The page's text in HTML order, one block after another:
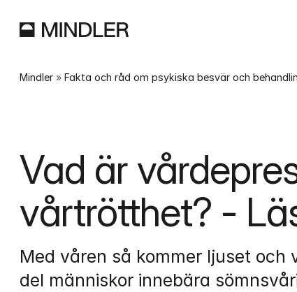
Mindler » Fakta och råd om psykiska besvär och
Vad är
vårtrötthet? -
Med våren så kommer ljuset och
del människor innebära